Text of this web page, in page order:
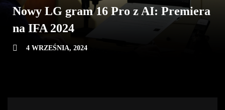
Nowy LG gram 16 Pro z AI: Premiera
na IFA 2024
4 WRZEŚNIA, 2024